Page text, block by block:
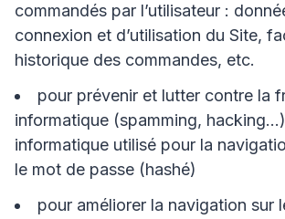
commandés par l’utilisateur :
connexion et d’utilisation du Site,
historique des commandes, etc.
pour prévenir et lutter contre la
informatique (spamming,
informatique utilisé pour la
le mot de passe (hashé)
pour améliorer la navigation sur